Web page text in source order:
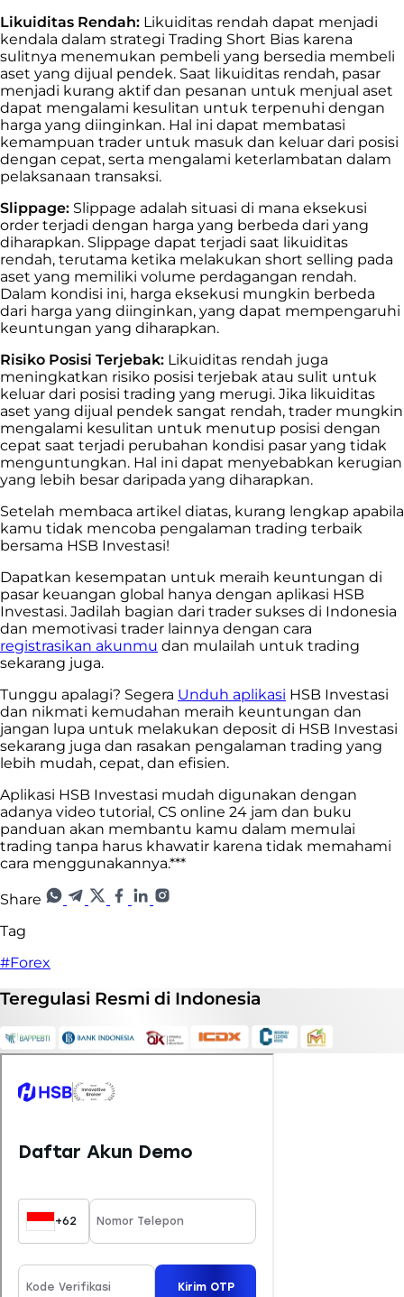
Likuiditas Rendah: Likuiditas rendah dapat menjadi
kendala dalam strategi Trading Short Bias karena
sulitnya menemukan pembeli yang bersedia membeli
aset yang dijual pendek. Saat likuiditas rendah, pasar
menjadi kurang aktif dan pesanan untuk menjual aset
dapat mengalami kesulitan untuk terpenuhi dengan
harga yang diinginkan. Hal ini dapat membatasi
kemampuan trader untuk masuk dan keluar dari posisi
dengan cepat, serta mengalami keterlambatan dalam
pelaksanaan transaksi.
Slippage: Slippage adalah situasi di mana eksekusi
order terjadi dengan harga yang berbeda dari yang
diharapkan. Slippage dapat terjadi saat likuiditas
rendah, terutama ketika melakukan short selling pada
aset yang memiliki volume perdagangan rendah.
Dalam kondisi ini, harga eksekusi mungkin berbeda
dari harga yang diinginkan, yang dapat mempengaruhi
keuntungan yang diharapkan.
Risiko Posisi Terjebak: Likuiditas rendah juga
meningkatkan risiko posisi terjebak atau sulit untuk
keluar dari posisi trading yang merugi. Jika likuiditas
aset yang dijual pendek sangat rendah, trader mungkin
mengalami kesulitan untuk menutup posisi dengan
cepat saat terjadi perubahan kondisi pasar yang tidak
menguntungkan. Hal ini dapat menyebabkan kerugian
yang lebih besar daripada yang diharapkan.
Setelah membaca artikel diatas, kurang lengkap apabila
kamu tidak mencoba pengalaman trading terbaik
bersama HSB Investasi!
Dapatkan kesempatan untuk meraih keuntungan di
pasar keuangan global hanya dengan aplikasi HSB
Investasi. Jadilah bagian dari trader sukses di Indonesia
dan memotivasi trader lainnya dengan cara
registrasikan akunmu dan mulailah untuk trading
sekarang juga.
Tunggu apalagi? Segera Unduh aplikasi HSB Investasi
dan nikmati kemudahan meraih keuntungan dan
jangan lupa untuk melakukan deposit di HSB Investasi
sekarang juga dan rasakan pengalaman trading yang
lebih mudah, cepat, dan efisien.
Aplikasi HSB Investasi mudah digunakan dengan
adanya video tutorial, CS online 24 jam dan buku
panduan akan membantu kamu dalam memulai
trading tanpa harus khawatir karena tidak memahami
cara menggunakannya.***
Share
Tag
#Forex
Teregulasi Resmi di Indonesia